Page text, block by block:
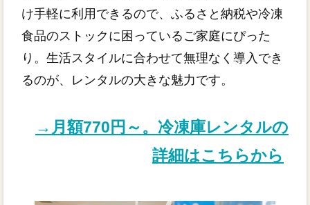
け手軽に利用できるので、ふるさと納税や冷凍
食品のストックに困っているご家庭にぴった
り。生活スタイルに合わせて無理なく導入でき
るのが、レンタルの大きな魅力です。
→月額770円～。冷凍庫レンタルの
詳細はこちらから